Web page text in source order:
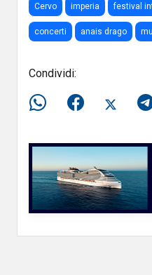
Cervo imperia festival
concerti anais drago
Condividi: